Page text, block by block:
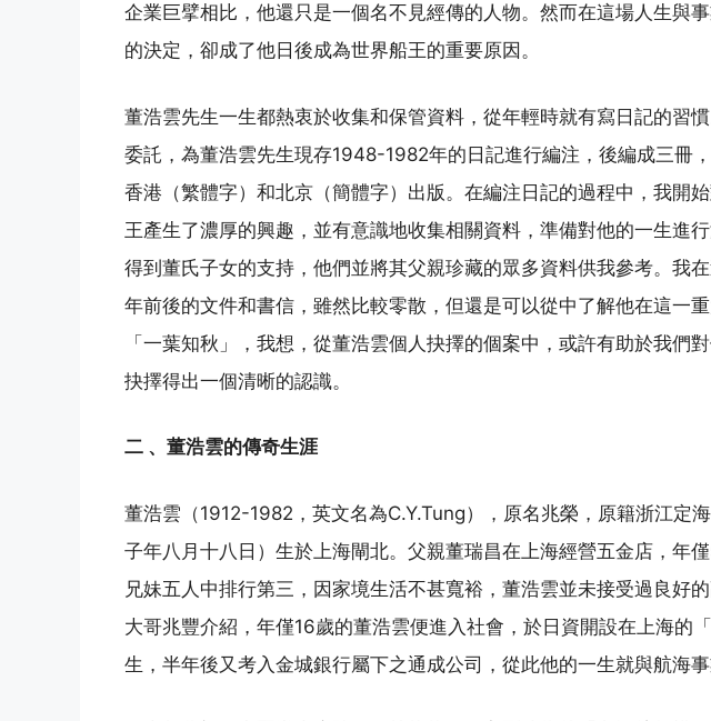
企業巨擘相比，他還只是一個名不見經傳的人物。然而在這場人生與
的決定，卻成了他日後成為世界船王的重要原因。
董浩雲先生一生都熱衷於收集和保管資料，從年輕時就有寫日記的習
委託，為董浩雲先生現存1948-1982年的日記進行編注，後編成三冊
香港（繁體字）和北京（簡體字）出版。在編注日記的過程中，我開
王產生了濃厚的興趣，並有意識地收集相關資料，準備對他的一生進
得到董氏子女的支持，他們並將其父親珍藏的眾多資料供我參考。我
年前後的文件和書信，雖然比較零散，但還是可以從中了解他在這一重
「一葉知秋」，我想，從董浩雲個人抉擇的個案中，或許有助於我們
抉擇得出一個清晰的認識。
二 、董浩雲的傳奇生涯
董浩雲（1912-1982，英文名為C.Y.Tung），原名兆榮，原籍浙江定
子年八月十八日）生於上海閘北。父親董瑞昌在上海經營五金店，年
兄妹五人中排行第三，因家境生活不甚寬裕，董浩雲並未接受過良好
大哥兆豐介紹，年僅16歲的董浩雲便進入社會，於日資開設在上海的
生，半年後又考入金城銀行屬下之通成公司，從此他的一生就與航海事